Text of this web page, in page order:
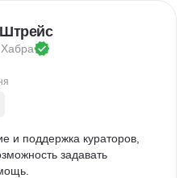
Хабра
и поддержка кураторов,
задавать